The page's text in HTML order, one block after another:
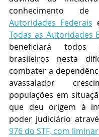
conhecimento
Autoridades Federais
Todas as Autoridades
beneficiará todos
brasileiros nesta
combater a
avassalador
populações em
que deu origem à
poder judiciário
976 do STF, com